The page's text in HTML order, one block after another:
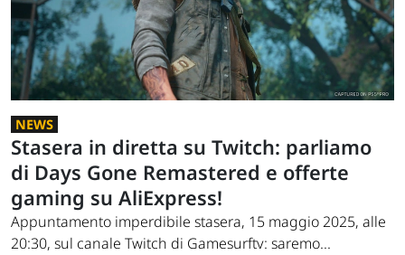
NEWS
Stasera in diretta su Twitch: parliamo
di Days Gone Remastered e offerte
gaming su AliExpress!
Appuntamento imperdibile stasera, 15 maggio 2025, alle
20:30, sul canale Twitch di Gamesurftv: saremo...